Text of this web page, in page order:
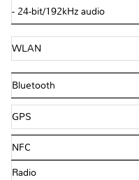
- 24-bit/192kHz audio
WLAN
Bluetooth
GPS
NFC
Radio